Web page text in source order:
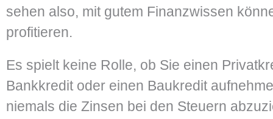
sehen also, mit gutem Finanzwissen
profitieren.
Es spielt keine Rolle, ob Sie einen
Bankkredit oder einen Baukredit
niemals die Zinsen bei den Steuern